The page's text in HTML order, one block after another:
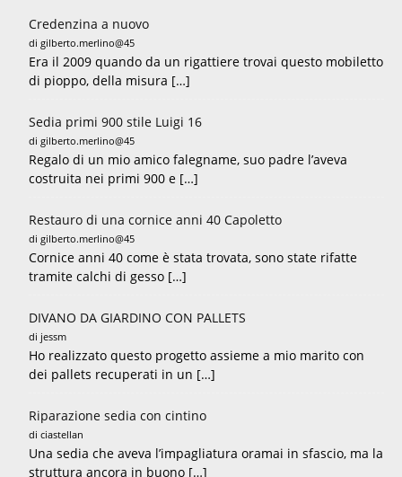
Credenzina a nuovo
di gilberto.merlino@45
Era il 2009 quando da un rigattiere trovai questo mobiletto
di pioppo, della misura […]
Sedia primi 900 stile Luigi 16
di gilberto.merlino@45
Regalo di un mio amico falegname, suo padre l’aveva
costruita nei primi 900 e […]
Restauro di una cornice anni 40 Capoletto
di gilberto.merlino@45
Cornice anni 40 come è stata trovata, sono state rifatte
tramite calchi di gesso […]
DIVANO DA GIARDINO CON PALLETS
di jessm
Ho realizzato questo progetto assieme a mio marito con
dei pallets recuperati in un […]
Riparazione sedia con cintino
di ciastellan
Una sedia che aveva l’impagliatura oramai in sfascio, ma la
struttura ancora in buono […]